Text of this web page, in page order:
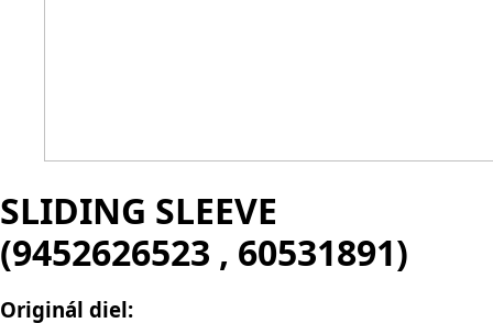
SLIDING SLEEVE
(9452626523 , 60531891)
Originál diel: